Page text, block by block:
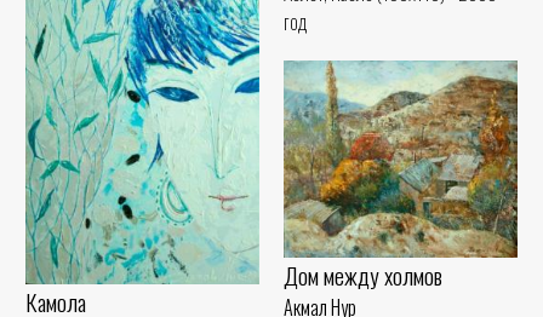
год
Камола
Дом между холмов
Акмал Нур